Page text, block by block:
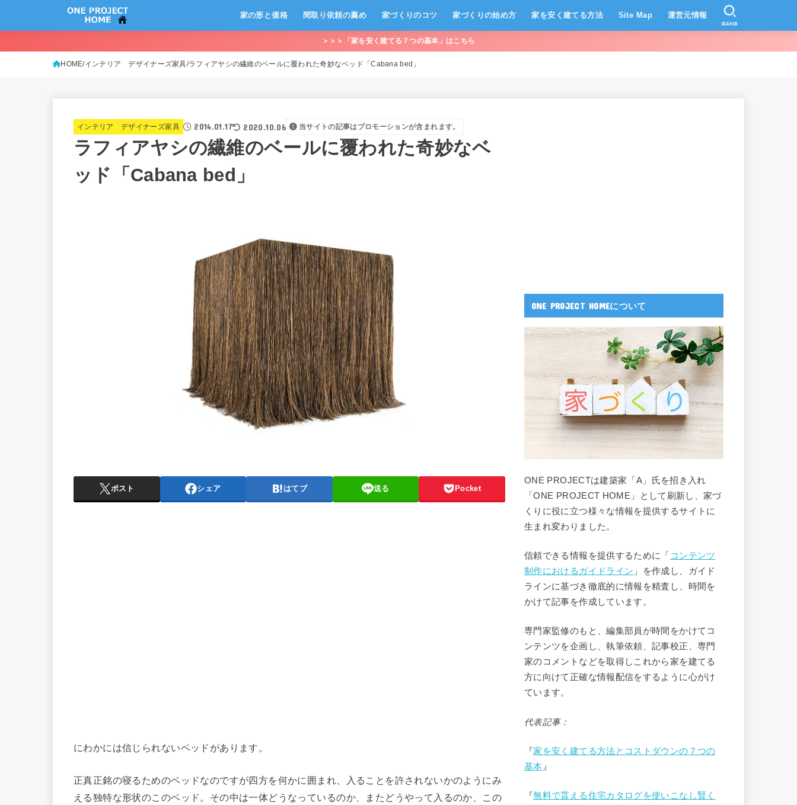
家の形と価格 間取り依頼の薦め 家づくりのコツ 家づくりの始め方 家を安く建てる方法 Site Map 運営元情報
SEARCH
＞＞＞「家を安く建てる７つの基本」はこちら
HOME インテリア デザイナーズ家具 ラフィアヤシの繊維のベールに覆われた奇妙なベッド「Cabana bed」
インテリア デザイナーズ家具 2014.01.17 2020.10.06 当サイトの記事はプロモーションが含まれます。
ラフィアヤシの繊維のベールに覆われた奇妙なベ
ッド「Cabana bed」
ポスト シェア はてブ 送る Pocket
にわかには信じられないベッドがあります。
正真正銘の寝るためのベッドなのですが四方を何かに囲まれ、入ることを許されないかのようにみ
える独特な形状のこのベッド。その中は一体どうなっているのか、またどうやって入るのか、この
ONE PROJECT HOMEについて
ONE PROJECTは建築家「A」氏を招き入れ
「ONE PROJECT HOME」として刷新し、家づ
くりに役に立つ様々な情報を提供するサイトに
生まれ変わりました。
信頼できる情報を提供するために「 コンテンツ
制作におけるガイドライン 」を作成し、ガイド
ラインに基づき徹底的に情報を精査し、時間を
かけて記事を作成しています。
専門家監修のもと、編集部員が時間をかけてコ
ンテンツを企画し、執筆依頼、記事校正、専門
家のコメントなどを取得しこれから家を建てる
方に向けて正確な情報配信をするように心がけ
ています。
代表記事：
『家を安く建てる方法とコストダウンの７つの
基本 』
『無料で貰える住宅カタログを使いこなし賢く